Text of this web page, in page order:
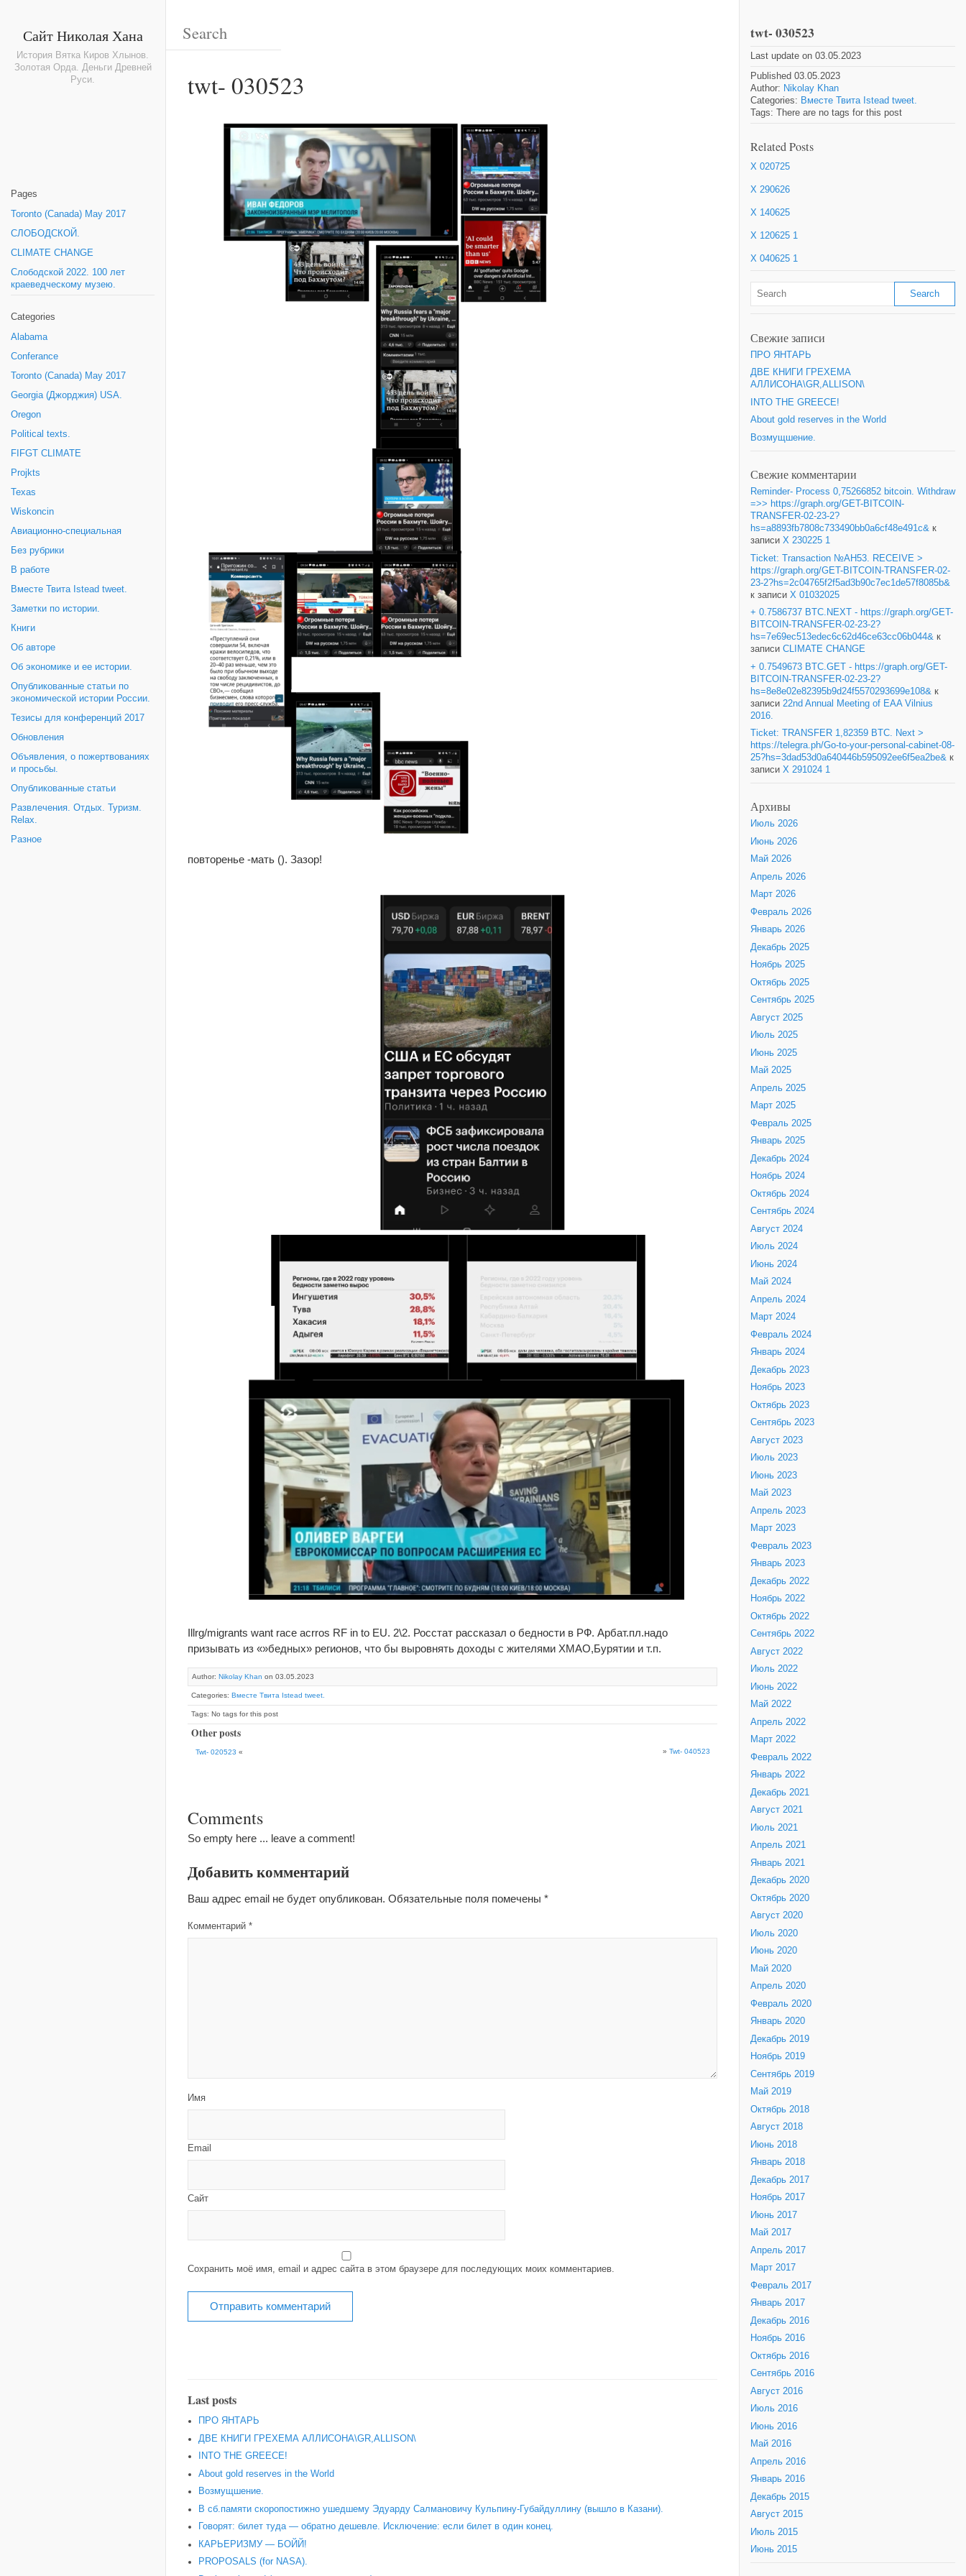
Сайт Николая Хана
История Вятка Киров Хлынов.
Золотая Орда. Деньги Древней
Руси.
Pages
Toronto (Canada) May 2017
СЛОБОДСКОЙ.
CLIMATE CHANGE
Слободской 2022. 100 лет
краеведческому музею.
Categories
Alabama
Conferance
Toronto (Canada) May 2017
Georgia (Джорджия) USA.
Oregon
Political texts.
FIFGT CLIMATE
Projkts
Texas
Wiskoncin
Авиационно-специальная
Без рубрики
В работе
Вместе Твита Istead tweet.
Заметки по истории.
Книги
Об авторе
Об экономике и ее истории.
Опубликованные статьи по
экономической истории России.
Тезисы для конференций 2017
Обновления
Объявления, о пожертвованиях
и просьбы.
Опубликованные статьи
Развлечения. Отдых. Туризм.
Relax.
Разное
twt- 030523
повторенье -мать (). Зазор!
Illrg/migrants want race acrros RF in to EU. 2\2. Росстат рассказал о бедности в РФ. Арбат.пл.надо
призывать из «»бедных» регионов, что бы выровнять доходы с жителями ХМАО,Бурятии и т.п.
Author: Nikolay Khan on 03.05.2023
Categories: Вместе Твита Istead tweet.
Tags: No tags for this post
Other posts
Twt- 020523 « » Twt- 040523
Comments
So empty here ... leave a comment!
Добавить комментарий
Ваш адрес email не будет опубликован. Обязательные поля помечены *
Комментарий *
Имя
Email
Сайт
Сохранить моё имя, email и адрес сайта в этом браузере для последующих моих комментариев.
Last posts
ПРО ЯНТАРЬ
ДВЕ КНИГИ ГРЕХЕМА АЛЛИСОНА\GR,ALLISON\
INTO THE GREECE!
About gold reserves in the World
Возмущшение.
В сб.памяти скоропостижно ушедшему Эдуарду Салмановичу Кульпину-Губайдуллину (вышло в Казани).
Говорят: билет туда — обратно дешевле. Исключение: если билет в один конец.
КАРЬЕРИЗМУ — БОЙЙ!
PROPOSALS (for NASA).
twt- 030523
Last update on 03.05.2023
Published 03.05.2023
Author: Nikolay Khan
Categories: Вместе Твита Istead tweet.
Tags: There are no tags for this post
Related Posts
X 020725
X 290626
X 140625
X 120625 1
X 040625 1
Свежие записи
ПРО ЯНТАРЬ
ДВЕ КНИГИ ГРЕХЕМА
АЛЛИСОНА\GR,ALLISON\
INTO THE GREECE!
About gold reserves in the World
Возмущшение.
Свежие комментарии
Reminder- Process 0,75266852 bitcoin. Withdraw
=>> https://graph.org/GET-BITCOIN-
TRANSFER-02-23-2?
hs=a8893fb7808c733490bb0a6cf48e491c& к
записи X 230225 1
Ticket: Transaction №AH53. RECEIVE >
https://graph.org/GET-BITCOIN-TRANSFER-02-
23-2?hs=2c04765f2f5ad3b90c7ec1de57f8085b&
к записи X 01032025
+ 0.7586737 BTC.NEXT - https://graph.org/GET-
BITCOIN-TRANSFER-02-23-2?
hs=7e69ec513edec6c62d46ce63cc06b044& к
записи CLIMATE CHANGE
+ 0.7549673 BTC.GET - https://graph.org/GET-
BITCOIN-TRANSFER-02-23-2?
hs=8e8e02e82395b9d24f5570293699e108& к
записи 22nd Annual Meeting of EAA Vilnius
2016.
Ticket: TRANSFER 1,82359 BTC. Next >
https://telegra.ph/Go-to-your-personal-cabinet-08-
25?hs=3dad53d0a640446b595092ee6f5ea2be& к
записи X 291024 1
Архивы
Июль 2026
Июнь 2026
Май 2026
Апрель 2026
Март 2026
Февраль 2026
Январь 2026
Декабрь 2025
Ноябрь 2025
Октябрь 2025
Сентябрь 2025
Август 2025
Июль 2025
Июнь 2025
Май 2025
Апрель 2025
Март 2025
Февраль 2025
Январь 2025
Декабрь 2024
Ноябрь 2024
Октябрь 2024
Сентябрь 2024
Август 2024
Июль 2024
Июнь 2024
Май 2024
Апрель 2024
Март 2024
Февраль 2024
Январь 2024
Декабрь 2023
Ноябрь 2023
Октябрь 2023
Сентябрь 2023
Август 2023
Июль 2023
Июнь 2023
Май 2023
Апрель 2023
Март 2023
Февраль 2023
Январь 2023
Декабрь 2022
Ноябрь 2022
Октябрь 2022
Сентябрь 2022
Август 2022
Июль 2022
Июнь 2022
Май 2022
Апрель 2022
Март 2022
Февраль 2022
Январь 2022
Декабрь 2021
Август 2021
Июль 2021
Апрель 2021
Январь 2021
Декабрь 2020
Октябрь 2020
Август 2020
Июль 2020
Июнь 2020
Май 2020
Апрель 2020
Февраль 2020
Январь 2020
Декабрь 2019
Ноябрь 2019
Сентябрь 2019
Май 2019
Октябрь 2018
Август 2018
Июнь 2018
Январь 2018
Декабрь 2017
Ноябрь 2017
Июнь 2017
Май 2017
Апрель 2017
Март 2017
Февраль 2017
Январь 2017
Декабрь 2016
Ноябрь 2016
Октябрь 2016
Сентябрь 2016
Август 2016
Июль 2016
Июнь 2016
Май 2016
Апрель 2016
Январь 2016
Декабрь 2015
Август 2015
Июль 2015
Июнь 2015